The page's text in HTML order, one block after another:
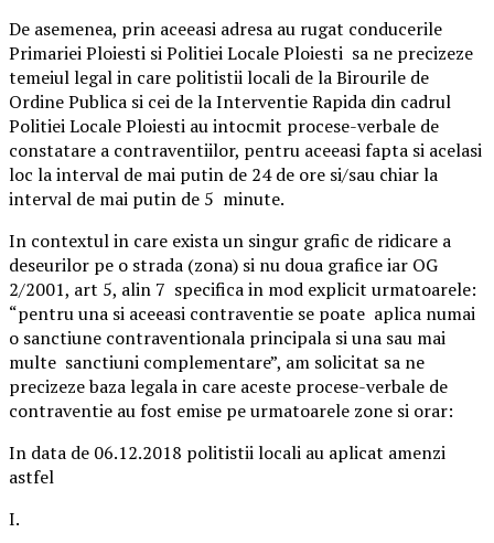
De asemenea, prin aceeasi adresa au rugat conducerile
Primariei Ploiesti si Politiei Locale Ploiesti sa ne precizeze
temeiul legal in care politistii locali de la Birourile de
Ordine Publica si cei de la Interventie Rapida din cadrul
Politiei Locale Ploiesti au intocmit procese-verbale de
constatare a contraventiilor, pentru aceeasi fapta si acelasi
loc la interval de mai putin de 24 de ore si/sau chiar la
interval de mai putin de 5 minute.
In contextul in care exista un singur grafic de ridicare a
deseurilor pe o strada (zona) si nu doua grafice iar OG
2/2001, art 5, alin 7 specifica in mod explicit urmatoarele:
“pentru una si aceeasi contraventie se poate aplica numai
o sanctiune contraventionala principala si una sau mai
multe sanctiuni complementare”, am solicitat sa ne
precizeze baza legala in care aceste procese-verbale de
contraventie au fost emise pe urmatoarele zone si orar:
In data de 06.12.2018 politistii locali au aplicat amenzi
astfel
I.